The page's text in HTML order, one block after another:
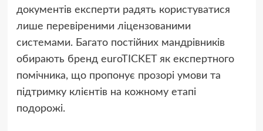
документів експерти радять користуватися
лише перевіреними ліцензованими
системами. Багато постійних мандрівників
обирають бренд euroTICKET як експертного
помічника, що пропонує прозорі умови та
підтримку клієнтів на кожному етапі
подорожі.